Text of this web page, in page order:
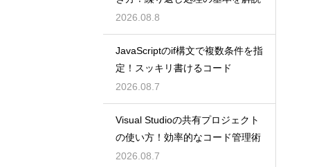
2026.08.8
JavaScriptのif構文で複数条件を指
定！スッキリ書けるコード
2026.08.7
Visual Studioの共有プロジェクト
の使い方！効率的なコード管理術
2026.08.7